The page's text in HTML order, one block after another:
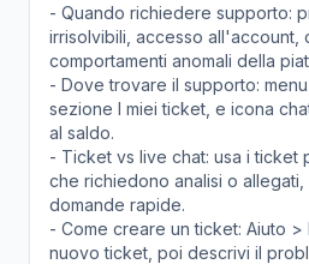
- Quando richiedere supporto:
irrisolvibili, accesso all'account,
comportamenti anomali della
- Dove trovare il supporto: menu
sezione I miei ticket, e icona
al saldo.
- Ticket vs live chat: usa i ticket
che richiedono analisi o
domande rapide.
- Come creare un ticket: Aiuto >
nuovo ticket, poi descrivi il